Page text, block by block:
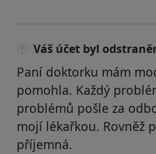
Váš účet byl
Paní doktorku mám
pomohla. Každý
problémů pošle za
mojí lékařkou. Rovněž
příjemná.